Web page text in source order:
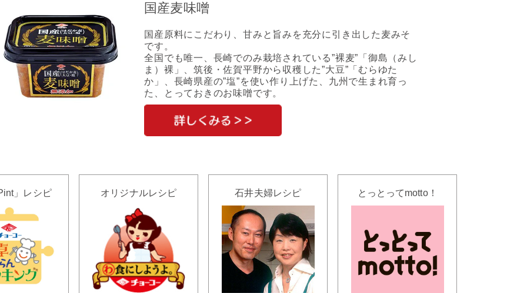
国産麦味噌
国産原料にこだわり、甘みと旨みを充分に引き出した麦みそ
です。
全国でも唯一、長崎でのみ栽培されている”裸麦”「御島（みし
ま）裸」、筑後・佐賀平野から収穫した”大豆”「むらゆた
か」、長崎県産の”塩”を使い作り上げた、九州で生まれ育っ
た、とっておきのお味噌です。
」レシピ オリジナルレシピ 石井夫婦レシピ とっとってmotto！